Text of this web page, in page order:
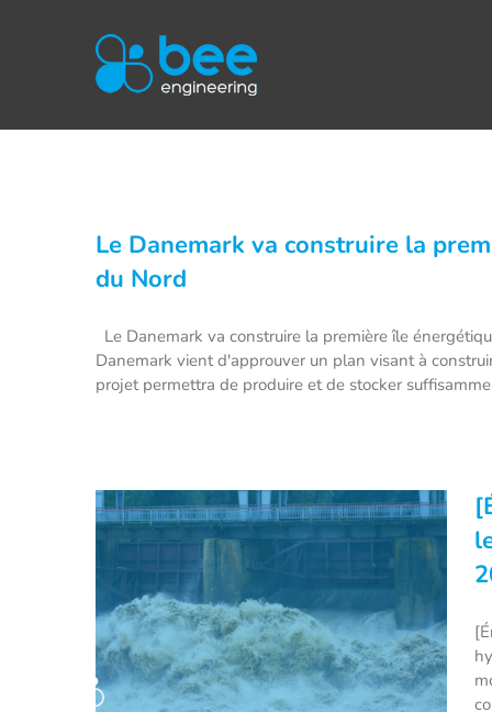
Le Danemark va construire la
du Nord
Le Danemark va construire la première île
Danemark vient d'approuver un plan visant à
projet permettra de produire et de stocker